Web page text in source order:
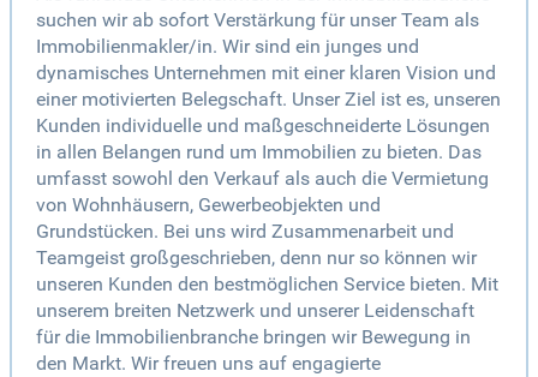
suchen wir ab sofort Verstärkung für unser Team als
Immobilienmakler/in. Wir sind ein junges und
dynamisches Unternehmen mit einer klaren Vision und
einer motivierten Belegschaft. Unser Ziel ist es, unseren
Kunden individuelle und maßgeschneiderte Lösungen
in allen Belangen rund um Immobilien zu bieten. Das
umfasst sowohl den Verkauf als auch die Vermietung
von Wohnhäusern, Gewerbeobjekten und
Grundstücken. Bei uns wird Zusammenarbeit und
Teamgeist großgeschrieben, denn nur so können wir
unseren Kunden den bestmöglichen Service bieten. Mit
unserem breiten Netzwerk und unserer Leidenschaft
für die Immobilienbranche bringen wir Bewegung in
den Markt. Wir freuen uns auf engagierte